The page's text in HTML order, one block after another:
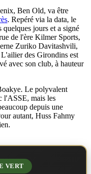
Ben Old, va être
. Repéré via la data, le
quelques jours et a signé
de l'ère Kilmer Sports,
Zuriko Davitashvili,
des Girondins est
avec son club, à hauteur
Le polyvalent
l'ASSE, mais les
depuis une
autant, Huss Fahmy
VERT